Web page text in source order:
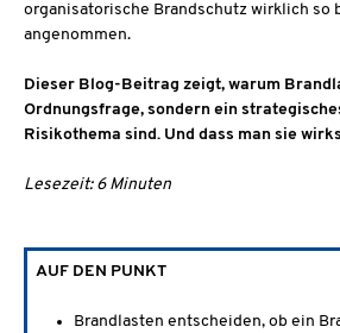
organisatorische Brandschutz wirklich so
angenommen.
Dieser Blog-Beitrag zeigt, warum
Ordnungsfrage, sondern ein
Risikothema sind. Und dass man sie
Lesezeit: 6 Minuten
AUF DEN PUNKT
Brandlasten entscheiden, ob ein